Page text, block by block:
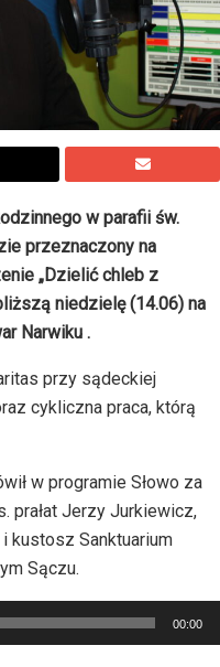
w parafii św.
przeznaczony na
„Dzielić chleb z
niedzielę (14.06) na
Narwiku .
przy sądeckiej
cykliczna praca, którą
w programie Słowo za
prałat Jerzy Jurkiewicz,
kustosz Sanktuarium
Sączu.
00:00